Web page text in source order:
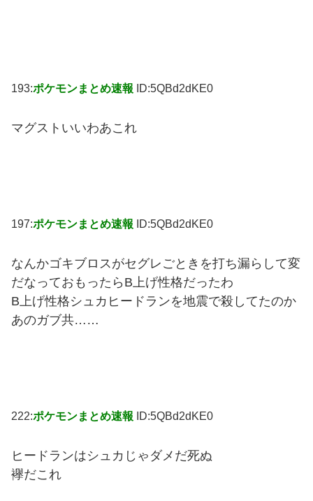
193:ポケモンまとめ速報 ID:5QBd2dKE0
マグストいいわあこれ
197:ポケモンまとめ速報 ID:5QBd2dKE0
なんかゴキブロスがセグレごときを打ち漏らして変
だなっておもったらB上げ性格だったわ
B上げ性格シュカヒードランを地震で殺してたのか
あのガブ共……
222:ポケモンまとめ速報 ID:5QBd2dKE0
ヒードランはシュカじゃダメだ死ぬ
襷だこれ